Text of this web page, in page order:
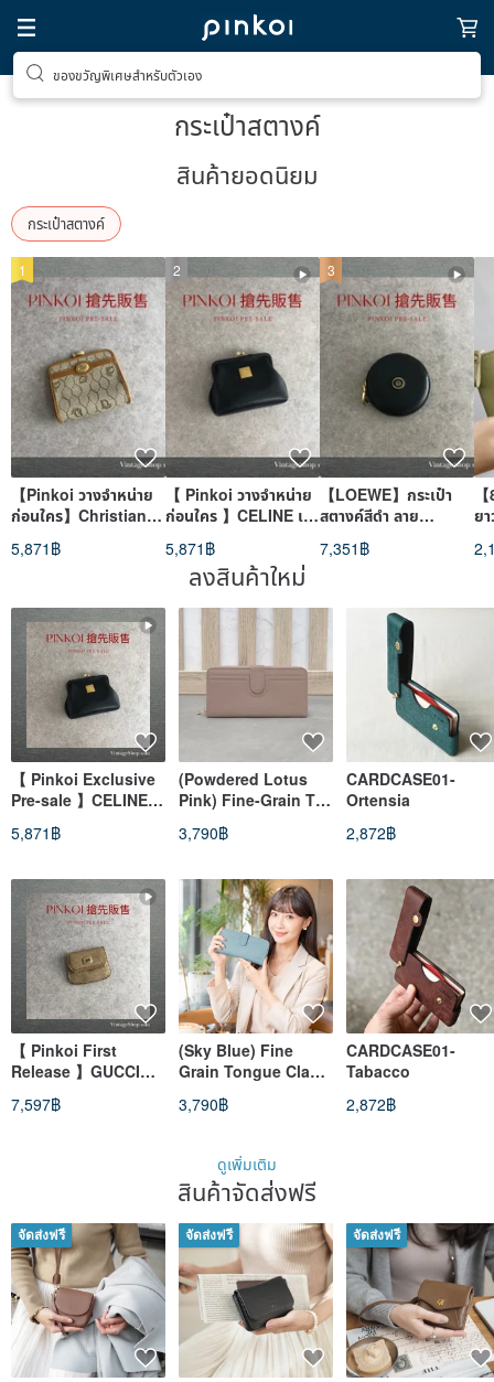
ของขวัญพิเศษสำหรับตัวเอง
กระเป๋าสตางค์
สินค้ายอดนิยม
กระเป๋าสตางค์
【Pinkoi วางจำหน่าย
ก่อนใคร】Christian
Dior คริสเตียน ดิออร์
ลายรังผึ้ง กระเป๋า
เหรียญ ds7dx5
5,871฿
1
【 Pinkoi วางจำหน่าย
ก่อนใคร 】CELINE เซ
ลีน กระเป๋าสตางค์ สีดำ
ลายปั๊ม หนัง กระเป๋าใส่
เหรียญ โลหะปิด
5,871฿
2
【LOEWE】กระเป๋า
สตางค์สีดำ ลาย
Anagram หนัง กระเป๋า
ใส่เหรียญ วินเทจ ของ
7,351฿
3
ย
พั
ลงสินค้าใหม่
【 Pinkoi Exclusive
Pre-sale 】CELINE
Wallet Black Logo
Plate Leather Coin
5,871฿
【 Pinkoi First
Release 】GUCCI
Embossed Lizard
7,597฿
(Powdered Lotus
Pink) Fine-Grain Tab
Closure Multi-Card
Storage Zippered
Cowhide Long
Wallet 7110
3,790฿
(Sky Blue) Fine
Grain Tongue Clasp
Zippered Wallet -
Long Wallet 7110
3,790฿
CARDCASE01-
Ortensia
2,872฿
CARDCASE01-
Tabacco
2,872฿
ดูเพิ่มเติม
สินค้าจัดส่งฟรี
จัดส่งฟรี จัดส่งฟรี จัดส่งฟรี